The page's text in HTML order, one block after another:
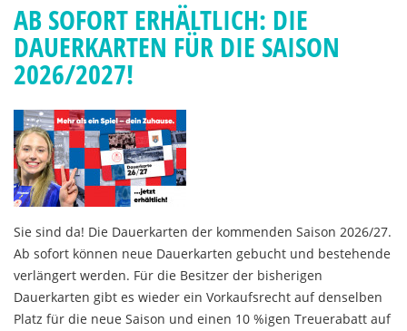
AB SOFORT ERHÄLTLICH: DIE
DAUERKARTEN FÜR DIE SAISON
2026/2027!
Sie sind da! Die Dauerkarten der kommenden Saison 2026/27.
Ab sofort können neue Dauerkarten gebucht und bestehende
verlängert werden. Für die Besitzer der bisherigen
Dauerkarten gibt es wieder ein Vorkaufsrecht auf denselben
Platz für die neue Saison und einen 10 %igen Treuerabatt auf